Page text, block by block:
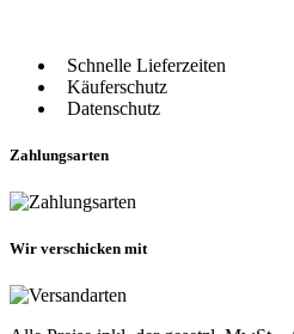
Schnelle Lieferzeiten
Käuferschutz
Datenschutz
Zahlungsarten
Wir verschicken mit